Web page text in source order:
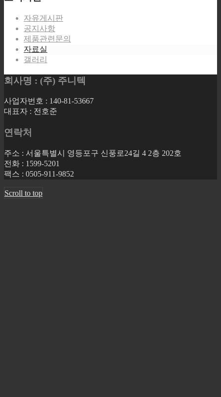
자유게시판
공지사항
제품관련문의
자료실
갤러리
회사명 : (주) 주니텍
사업자번호 : 140-81-53667
대표자 : 전호준
연락처
주소 : 서울특별시 영등포구 신풍로24길 4 2층 202호
전화 : 1599-5201
팩스 : 0505-911-9852
Scroll to top